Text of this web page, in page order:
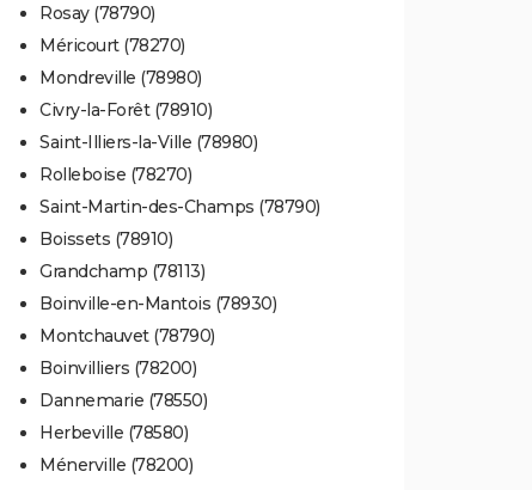
Rosay (78790)
Méricourt (78270)
Mondreville (78980)
Civry-la-Forêt (78910)
Saint-Illiers-la-Ville (78980)
Rolleboise (78270)
Saint-Martin-des-Champs (78790)
Boissets (78910)
Grandchamp (78113)
Boinville-en-Mantois (78930)
Montchauvet (78790)
Boinvilliers (78200)
Dannemarie (78550)
Herbeville (78580)
Ménerville (78200)